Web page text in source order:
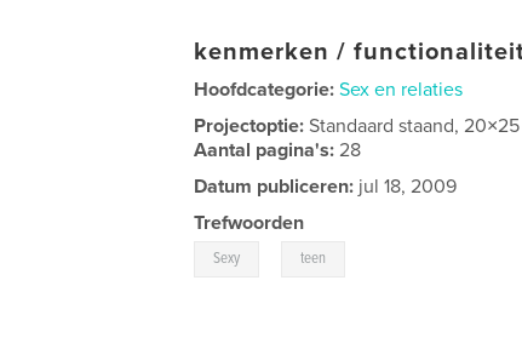
kenmerken /
Hoofdcategorie: Sex en relaties
Projectoptie:Standaard staand,
Aantal pagina's:28
Datum publiceren: jul 18, 2009
Trefwoorden
Sexy teen